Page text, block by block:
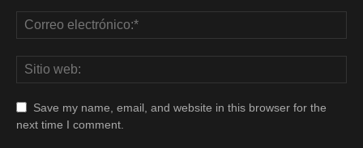
Save my name, email, and website in this browser for the
next time I comment.